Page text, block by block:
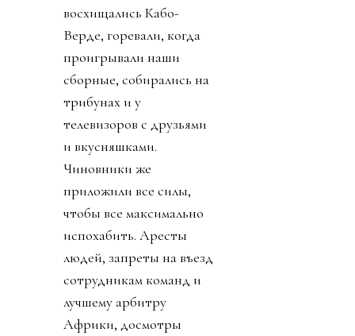
футболу завершен.
Люди сделали его
прекрасным
праздником
человечества и спорта.
Мы гребли с
норвежцами, выпивали
все пиво в Бостоне с
шотландцами,
восхищались Кабо-
Верде, горевали, когда
проигрывали наши
сборные, собирались на
трибунах и у
телевизоров с друзьями